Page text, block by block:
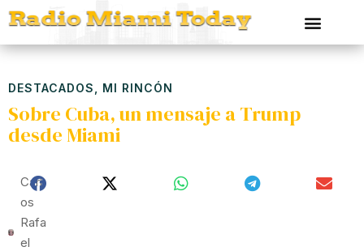
DESTACADOS MI RINCÓN
Sobre Cuba, un mensaje a Trump
desde Miami
Carl
Os
Rafa
El